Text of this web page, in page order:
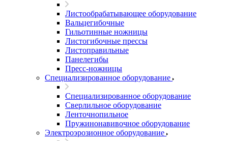
Листообрабатывающее оборудование
Вальцегибочные
Гильотинные ножницы
Листогибочные прессы
Листоправильные
Панелегибы
Пресс-ножницы
Специализированное оборудование
Специализированное оборудование
Сверлильное оборудование
Ленточнопильное
Пружинонавивочное оборудование
Электроэрозионное оборудование